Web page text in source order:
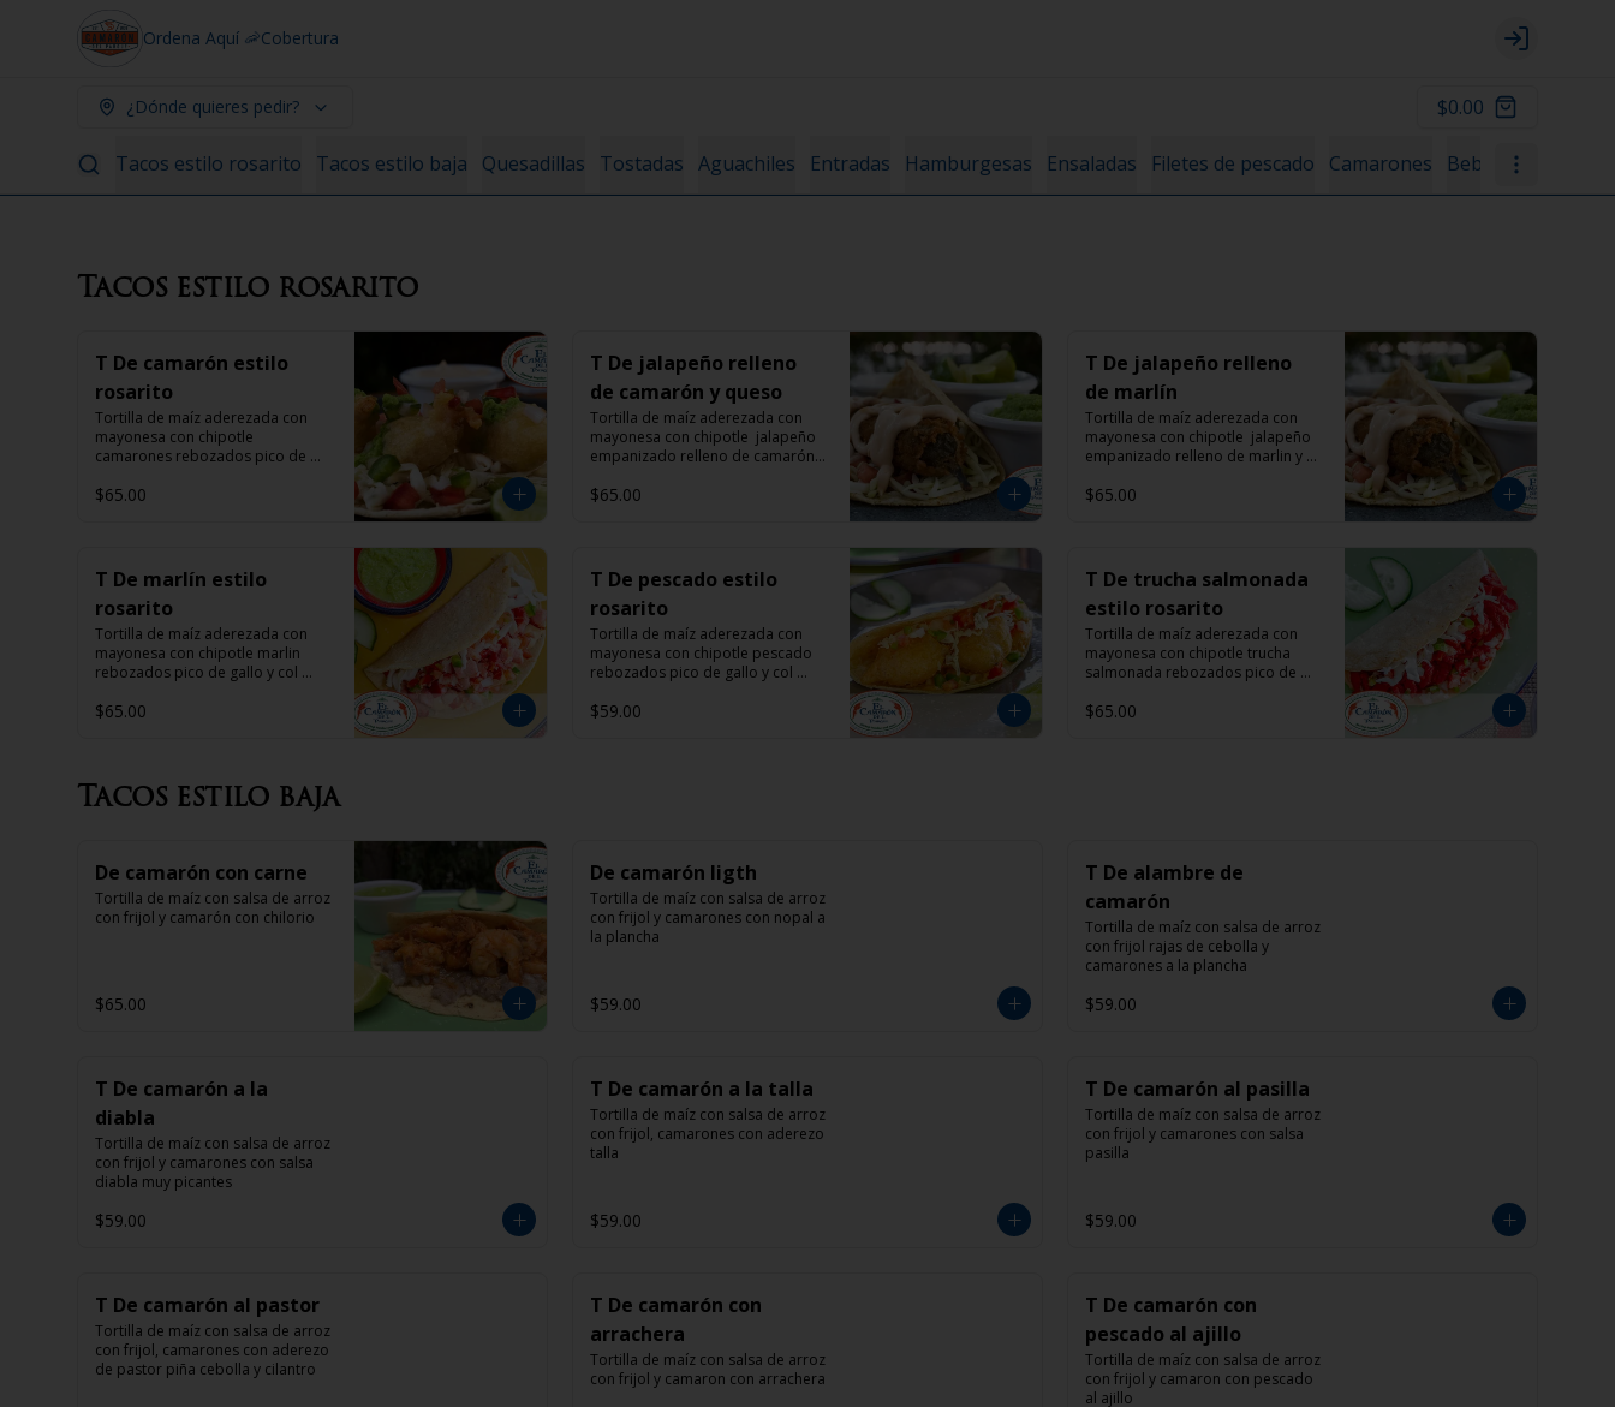
Ordena Aquí 🦐Cobertura Login
¿Dónde quieres pedir? $0.00
Tacos estilo rosarito Tacos estilo baja Quesadillas Tostadas Aguachiles Entradas Hamburgesas Ensaladas Filetes de pescado Camarones Bebidas de la casa
Tacos estilo rosarito
T De camarón estilo
rosarito
Tortilla de maíz aderezada con
mayonesa con chipotle
camarones rebozados pico de
$65.00
T De jalapeño relleno
de camarón y queso
Tortilla de maíz aderezada con
mayonesa con chipotle  jalapeño
empanizado relleno de camarón
morada
$65.00
T De jalapeño relleno
de marlín
Tortilla de maíz aderezada con
mayonesa con chipotle  jalapeño
empanizado relleno de marlin y
$65.00
T De marlín estilo
rosarito
Tortilla de maíz aderezada con
mayonesa con chipotle marlin
rebozados pico de gallo y col
$65.00
T De pescado estilo
rosarito
Tortilla de maíz aderezada con
mayonesa con chipotle pescado
rebozados pico de gallo y col
$59.00
T De trucha salmonada
estilo rosarito
Tortilla de maíz aderezada con
mayonesa con chipotle trucha
salmonada rebozados pico de
$65.00
Tacos estilo baja
De camarón con carne
Tortilla de maíz con salsa de arroz
con frijol y camarón con chilorio
$65.00
De camarón ligth
Tortilla de maíz con salsa de arroz
con frijol y camarones con nopal a
la plancha
$59.00
T De alambre de
camarón
Tortilla de maíz con salsa de arroz
con frijol rajas de cebolla y
camarones a la plancha
$59.00
T De camarón a la
diabla
Tortilla de maíz con salsa de arroz
con frijol y camarones con salsa
diabla muy picantes
$59.00
T De camarón a la talla
Tortilla de maíz con salsa de arroz
con frijol, camarones con aderezo
talla
$59.00
T De camarón al pasilla
Tortilla de maíz con salsa de arroz
con frijol y camarones con salsa
pasilla
$59.00
T De camarón al pastor
Tortilla de maíz con salsa de arroz
con frijol, camarones con aderezo
de pastor piña cebolla y cilantro
T De camarón con
arrachera
Tortilla de maíz con salsa de arroz
con frijol y camaron con arrachera
T De camarón con
pescado al ajillo
Tortilla de maíz con salsa de arroz
con frijol y camaron con pescado
al ajillo